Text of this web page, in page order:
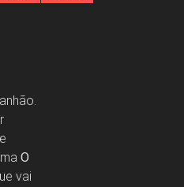
O
vai